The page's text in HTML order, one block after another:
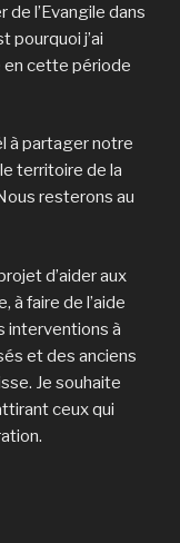
l’Evangile dans
pourquoi j’ai
en cette période
à partager notre
territoire de la
resterons au
d’aider aux
à faire de l’aide
interventions à
et des anciens
Je souhaite
ceux qui